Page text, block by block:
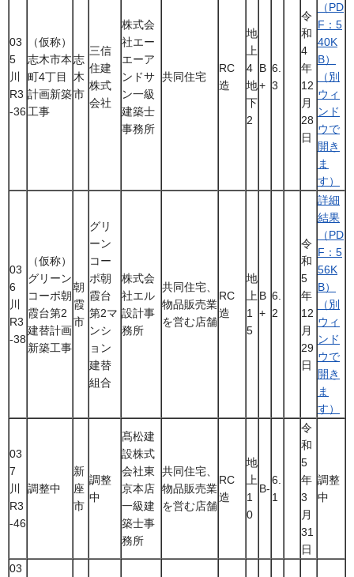
03
5
川
R3
-36
（仮称）
志木市本
町4丁目
計画新築
工事
志
木
市
三信
住建
株式
会社
株式会
社エー
エーア
ンドサ
ン一級
建築士
事務所
共同住宅
RC
造
地
上
4
地
下
2
B
+
6.
3
令
和
4
年
12
月
28
日
（PD
F：5
40K
B）
（別
ウィ
ンド
ウで
開き
ま
す）
03
6
川
R3
-38
（仮称）
グリーン
コーポ朝
霞台第2
建替計画
新築工事
朝
霞
市
グリ
ーン
コー
ポ朝
霞台
第2マ
ンシ
ョン
建替
組合
株式会
社エル
設計事
務所
共同住宅、
物品販売業
を営む店舗
RC
造
地
上
1
5
B
+
6.
2
令
和
5
年
12
月
29
日
詳細
結果
（PD
F：5
56K
B）
（別
ウィ
ンド
ウで
開き
ま
す）
03
7
川
R3
-46
調整中
新
座
市
調整
中
髙松建
設株式
会社東
京本店
一級建
築士事
務所
共同住宅、
物品販売業
を営む店舗
RC
造
地
上
1
0
B-
6.
1
令
和
5
年
3
月
31
日
調整
中
03